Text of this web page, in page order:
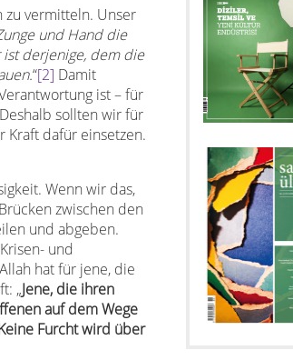
zu vermitteln. Unser
und Hand die
derjenige, dem die
“[2] Damit
ist – für
sollten wir für
Kraft dafür einsetzen.
Wenn wir das,
zwischen den
und abgeben.
und
hat für jene, die
„Jene, die ihren
auf dem Wege
Furcht wird über